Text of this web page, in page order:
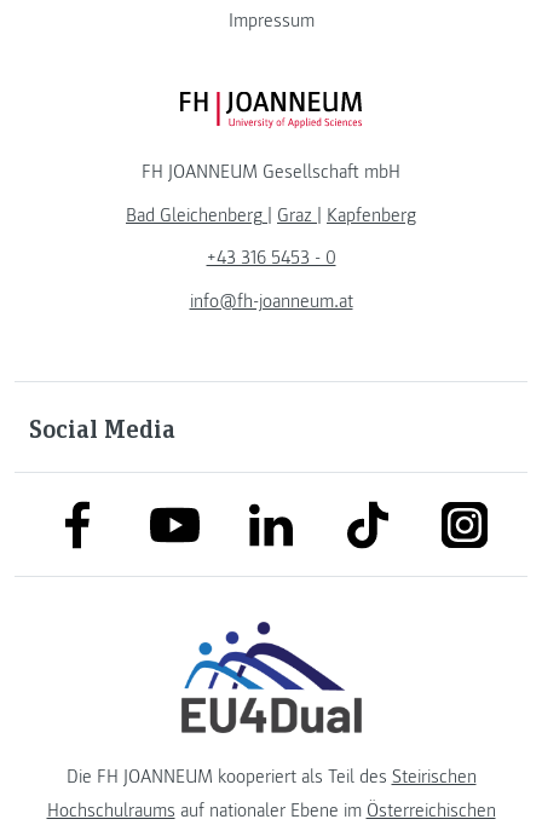
Impressum
FH JOANNEUM Logo
FH JOANNEUM Gesellschaft mbH
Bad Gleichenberg | Graz | Kapfenberg
+43 316 5453 - 0
info@fh-joanneum.at
Social Media
link to facebooklink to youtubelink to linkedinlink to tiktok link to
Die FH JOANNEUM kooperiert als Teil des Steirischen
Hochschulraums auf nationaler Ebene im Österreichischen